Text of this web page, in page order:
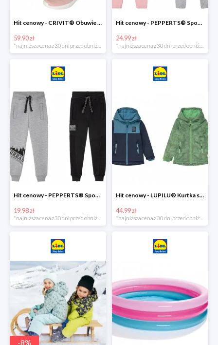
Hit cenowy - CRIVIT® Obuwie dziewczęce sportowe i na co dzień, 1 para
59.90 zł
Hit cenowy - PEPPERTS® Spodnie dresowe dziewczęce, 1 para
24.99 zł
Hit cenowy - PEPPERTS® Spodnie dresowe chłopięce, 1 para
19.98 zł
Hit cenowy - LUPILU® Kurtka softshell chłopięca, 1 sztuka
44.99 zł
-8%